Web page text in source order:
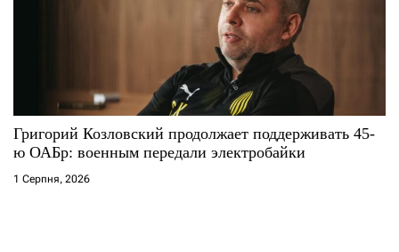
Григорий Козловский продолжает поддерживать 45-
ю ОАБр: военным передали электробайки
1 Серпня, 2026